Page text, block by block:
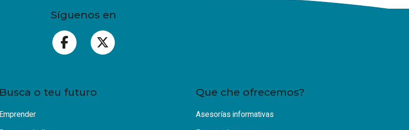
Síguenos en
Busca o teu futuro
Emprender
Que che ofrecemos?
Asesorías informativas